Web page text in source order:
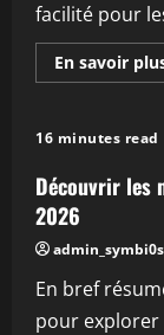
facilité pour
En savoir
16 minutes read
Découvrir les
2026
En bref
pour explorer